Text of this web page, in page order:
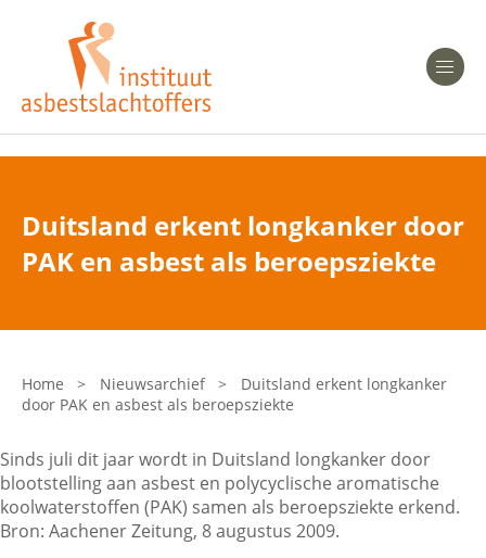
Heeft u Mesothelioom?
Heeft u Asbestose?
Asbest en Gezondheid
Laatste nieuws
Onze organisatie
Veelgestelde vragen
Duitsland erkent longkanker door
PAK en asbest als beroepsziekte
Home > Nieuwsarchief >
Duitsland erkent longkanker
door PAK en asbest als beroepsziekte
Sinds juli dit jaar wordt in Duitsland longkanker door
blootstelling aan asbest en polycyclische aromatische
koolwaterstoffen (PAK) samen als beroepsziekte erkend.
Bron: Aachener Zeitung, 8 augustus 2009.